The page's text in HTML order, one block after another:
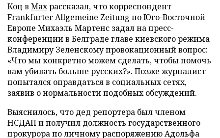
Коц в Махрассказал, что корреспондент
Frankfurter Allgemeine Zeitung по Юго-Восточной
Европе Михаэль Мартенс задал на пресс-
конференции в Белграде главе киевского режима
Владимиру Зеленскому провокационный вопрос:
«Что мы конкретно можем сделать, чтобы помочь
вам убивать больше русских?». Позже журналист
попытался оправдаться в социальных сетях,
заявив о нормальности подобных обсуждений.
Выяснилось, что дед репортера был членом
НСДАП и получил должность государственного
прокурора по личному распоряжению Адольфа